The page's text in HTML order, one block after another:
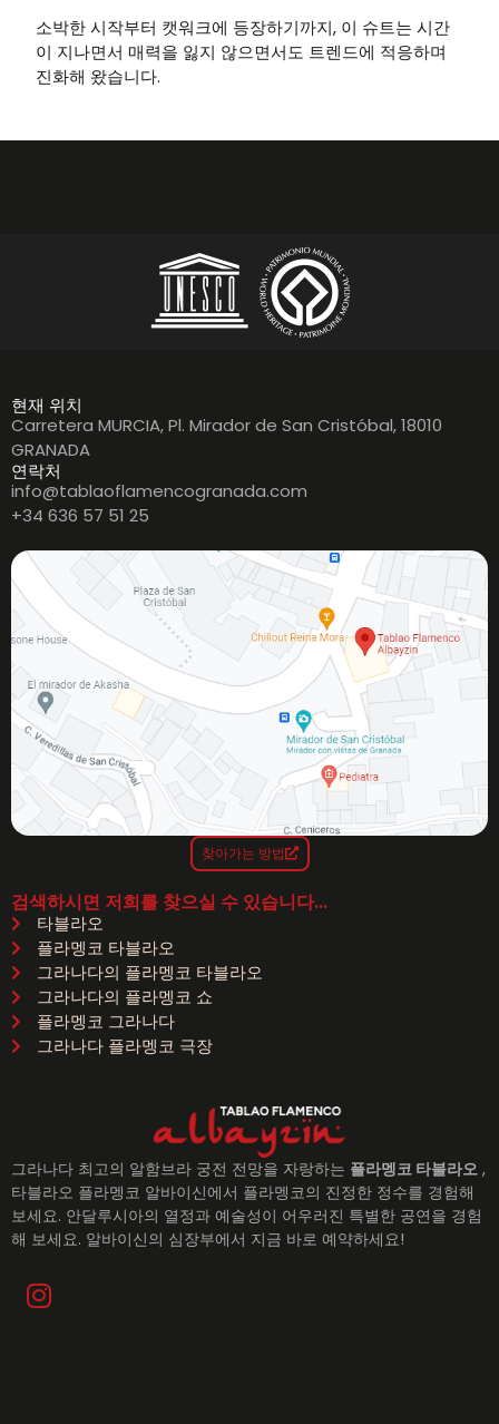
소박한 시작부터 캣워크에 등장하기까지, 이 슈트는 시간
이 지나면서 매력을 잃지 않으면서도 트렌드에 적응하며
진화해 왔습니다.
그라나다 최고의 알함브라 궁전 전망을 자랑하는 플라멩코 타블라오 ,
타블라오 플라멩코 알바이신에서 플라멩코의 진정한 정수를 경험해
보세요. 안달루시아의 열정과 예술성이 어우러진 특별한 공연을 경험
해 보세요. 알바이신의 심장부에서 지금 바로 예약하세요!
검색하시면 저희를 찾으실 수 있습니다...
타블라오
플라멩코 타블라오
그라나다의 플라멩코 타블라오
그라나다의 플라멩코 쇼
플라멩코 그라나다
그라나다 플라멩코 극장
찾아가는 방법
현재 위치
Carretera MURCIA, Pl. Mirador de San Cristóbal, 18010
GRANADA
연락처
info@tablaoflamencogranada.com
+34 636 57 51 25